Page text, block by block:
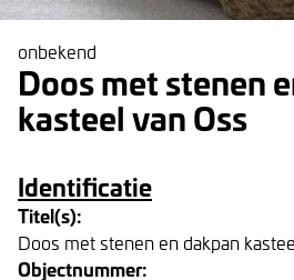
onbekend
Doos met stenen
kasteel van Oss
Identificatie
Titel(s):
Doos met stenen en dakpan
Objectnummer: